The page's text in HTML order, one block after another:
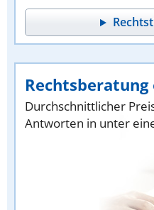
Durchschnittlicher
Antworten in unter